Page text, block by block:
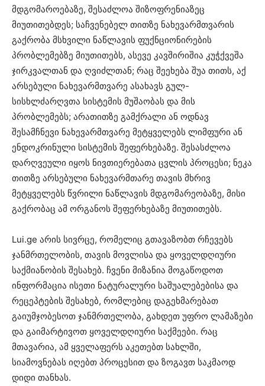
მდგომაროებაზე, შესაძლოა შიზოფრენიაზეც
მიუთითებდეს; საჩვენებელ თითზე ნახევარმთვარის
გაქრობა მსხვილი ნაწლავის ფუქნციონირების
პრობლემებზე მიუთითებს, ასევე კავშირიშია კუჭქვეშა
ჯირკვალთან და ღვიძლთან; რაც შეეხება შუა თითს, აქ
არსებული ნახევარმთვარე ასახავს გულ-
სისხლძარღვთა სისტემის მუშაობას და მის
პრობლემებს; არათითზე გამქრალი ან ოდნავ
შესამჩნევი ნახევარმთვარე მეტყველებს ლიმფური ან
ენდოკრინული სისტემის შეფერხებაზე. შესასძლოა
დარღვეული იყოს ნივთიერებათა ცვლის პროცესი; ნეკა
თითზე არსებული ნახევარმთარე თავის მხრივ
მეტყველებს წვრილი ნაწლავის მდგომარეობაზე, მისი
გაქრობაც ამ ორგანოს შეფერხებაზე მიუთითებს.
Lui.ge არის სივრცე, რომელიც გთავაზობთ რჩევებს
ჯანმრთელობის, თავის მოვლისა და ყოველდღიური
საქმიანობის შესახებ. ჩვენი მიზანია მოგაწოდოთ
ინფორმაცია ისეთი ნატურალური საშუალებებისა და
რეცეპტების შესახებ, რომლებიც დაგეხმარებათ
გაიუმჯობესოთ ჯანმრთელობა, გახდეთ უფრო ლამაზები
და გაიმარტივოთ ყოველდღიური საქმეები. რაც
მთავარია, ამ ყველაფერს აკეთებთ სახლში,
სიამოვნებას იღებთ პროცესით და ზოგავთ საკმაოდ
დიდი თანხას.